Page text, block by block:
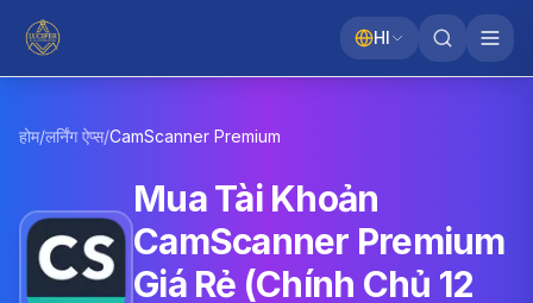
HI
होम/लर्निंग ऐप्स/CamScanner Premium
Mua Tài Khoản
CamScanner Premium
Giá Rẻ (Chính Chủ 12